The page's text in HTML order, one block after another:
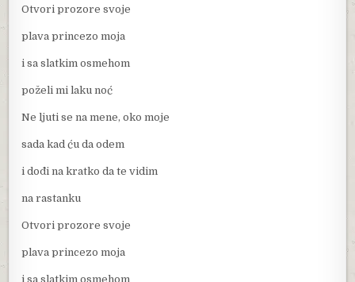
Otvori prozore svoje
plava princezo moja
i sa slatkim osmehom
poželi mi laku noć
Ne ljuti se na mene, oko moje
sada kad ću da odem
i dođi na kratko da te vidim
na rastanku
Otvori prozore svoje
plava princezo moja
i sa slatkim osmehom